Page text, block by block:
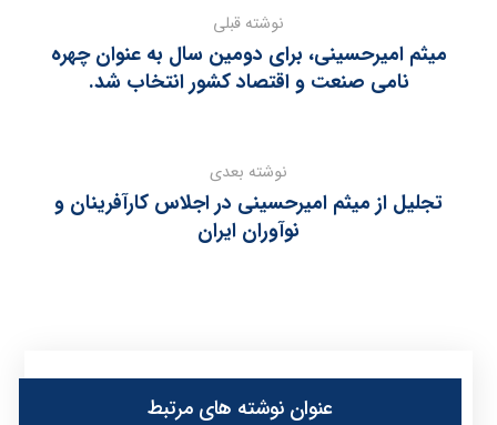
نوشته قبلی
میثم امیرحسینی، برای دومین سال به عنوان چهره
نامی صنعت و اقتصاد کشور انتخاب شد.
نوشته بعدی
تجلیل از میثم امیرحسینی در اجلاس کارآفرینان و
نوآوران ایران
عنوان ‫نوشته های مرتبط